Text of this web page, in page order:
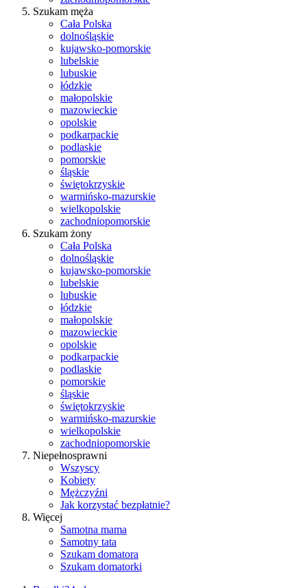
Szukam męża
Cała Polska
dolnośląskie
kujawsko-pomorskie
lubelskie
lubuskie
łódzkie
małopolskie
mazowieckie
opolskie
podkarpackie
podlaskie
pomorskie
śląskie
świętokrzyskie
warmińsko-mazurskie
wielkopolskie
zachodniopomorskie
Szukam żony
Cała Polska
dolnośląskie
kujawsko-pomorskie
lubelskie
lubuskie
łódzkie
małopolskie
mazowieckie
opolskie
podkarpackie
podlaskie
pomorskie
śląskie
świętokrzyskie
warmińsko-mazurskie
wielkopolskie
zachodniopomorskie
Niepełnosprawni
Wszyscy
Kobiety
Mężczyźni
Jak korzystać bezpłatnie?
Więcej
Samotna mama
Samotny tata
Szukam domatora
Szukam domatorki